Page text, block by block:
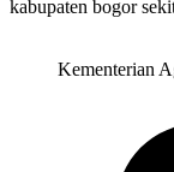
Kementerian